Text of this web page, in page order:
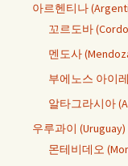
아르헨티나
꼬르도바
멘도사
부에노스 아이
알타그라시아
우루과이 (Uruguay)
몬테비데오